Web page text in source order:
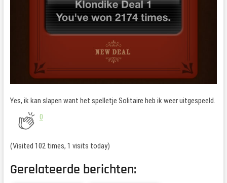
Yes, ik kan slapen want het spelletje Solitaire heb ik weer uitgespeeld.
0
(Visited 102 times, 1 visits today)
Gerelateerde berichten: